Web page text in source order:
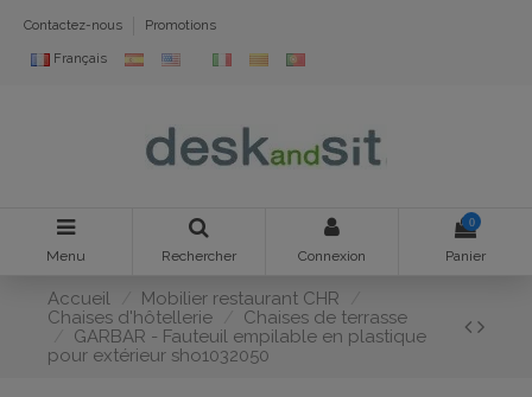
Contactez-nous Promotions
Français
Menu Rechercher Connexion
0
Panier
Accueil
Mobilier restaurant CHR
Chaises d'hôtellerie
Chaises de terrasse
GARBAR - Fauteuil empilable en plastique
pour extérieur sho1032050